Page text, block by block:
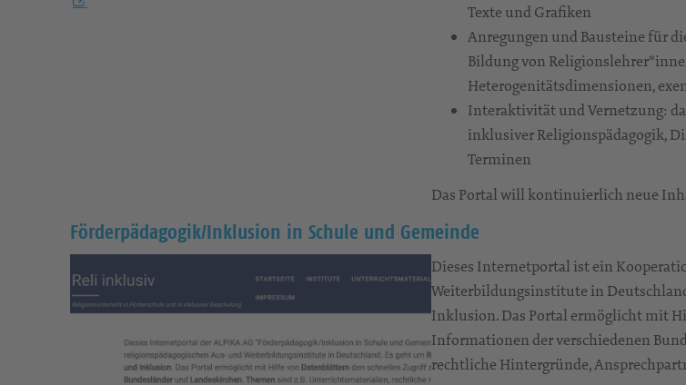
Texte und Grafiken
Anregungen und Bausteine für
Bildung von
Heterogenitätsdimensionen,
Interaktivität und Vernetzung:
inklusiver Religionspädagogik,
Terminen
Das Portal will kontinuierlich neue
Förderpädagogik/Inklusion in Schule und Gemeinde
Dieses Internetportal ist ein
Weiterbildungsinstitute in
Inklusion. Das Portal ermöglicht mit
Informationen der verschiedenen
rechtliche Hintergründe,